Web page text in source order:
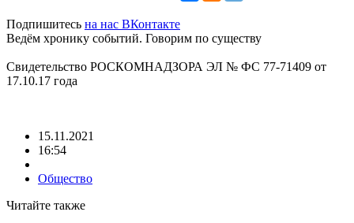
Подпишитесь на нас ВКонтакте
Ведём хронику событий. Говорим по существу
Свидетельство РОСКОМНАДЗОРА ЭЛ № ФС 77-71409 от
17.10.17 года
15.11.2021
16:54
Общество
Читайте также